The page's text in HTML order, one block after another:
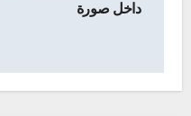
داخل صورة